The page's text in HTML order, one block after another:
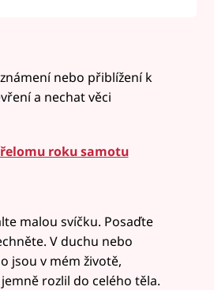
nebo přiblížení k
a nechat věci
roku samotu
malou svíčku. Posaďte
V duchu nebo
jsou v mém životě,
rozlil do celého těla.